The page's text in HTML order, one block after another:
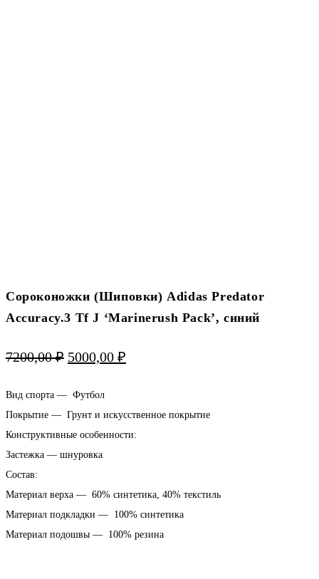
Сороконожки (Шиповки) Adidas Predator
Accuracy.3 Tf J ‘Marinerush Pack’, синий
7200,00₽ Первоначальная
составляла
7200,00 ₽.
5000,00 ₽
5000,00 ₽.
Вид спорта — Футбол
Покрытие — Грунт и искусственное покрытие
Конструктивные особенности:
Застежка — шнуровка
Состав:
Материал верха — 60% синтетика, 40% текстиль
Материал подкладки — 100% синтетика
Материал подошвы — 100% резина